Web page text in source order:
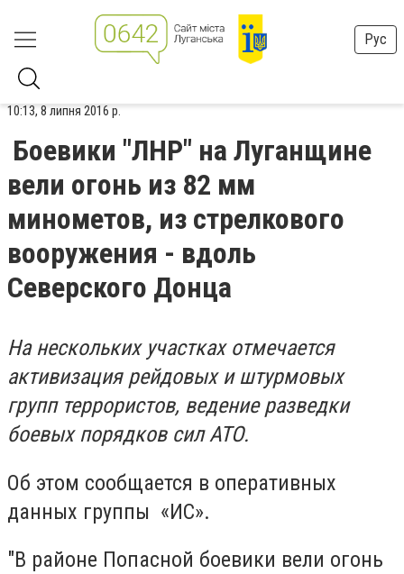
Рус
10:13, 8 липня 2016 р.
Боевики "ЛНР" на Луганщине
вели огонь из 82 мм
минометов, из стрелкового
вооружения - вдоль
Северского Донца
На нескольких участках отмечается
активизация рейдовых и штурмовых
групп террористов, ведение разведки
боевых порядков сил АТО.
Об этом сообщается в оперативных
данных группы «ИС».
"В районе Попасной боевики вели огонь